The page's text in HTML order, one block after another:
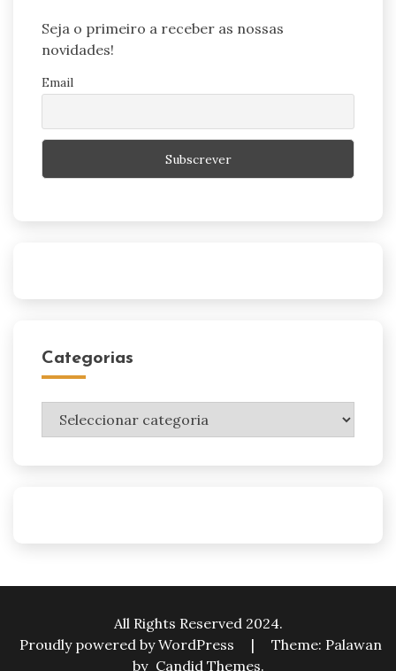
Seja o primeiro a receber as nossas
novidades!
Email
Categorias
Categorias
All Rights Reserved 2024.
Proudly powered by WordPress
|
Theme: Palawan
by Candid Themes.